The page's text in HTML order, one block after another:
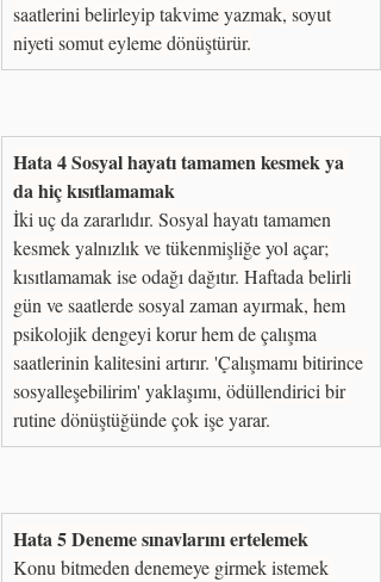
saatlerini belirleyip takvime yazmak, soyut
niyeti somut eyleme dönüştürür.
Hata 4 Sosyal hayatı tamamen kesmek ya
da hiç kısıtlamamak
İki uç da zararlıdır. Sosyal hayatı tamamen
kesmek yalnızlık ve tükenmişliğe yol açar;
kısıtlamamak ise odağı dağıtır. Haftada belirli
gün ve saatlerde sosyal zaman ayırmak, hem
psikolojik dengeyi korur hem de çalışma
saatlerinin kalitesini artırır. 'Çalışmamı bitirince
sosyalleşebilirim' yaklaşımı, ödüllendirici bir
rutine dönüştüğünde çok işe yarar.
Hata 5 Deneme sınavlarını ertelemek
Konu bitmeden denemeye girmek istemek